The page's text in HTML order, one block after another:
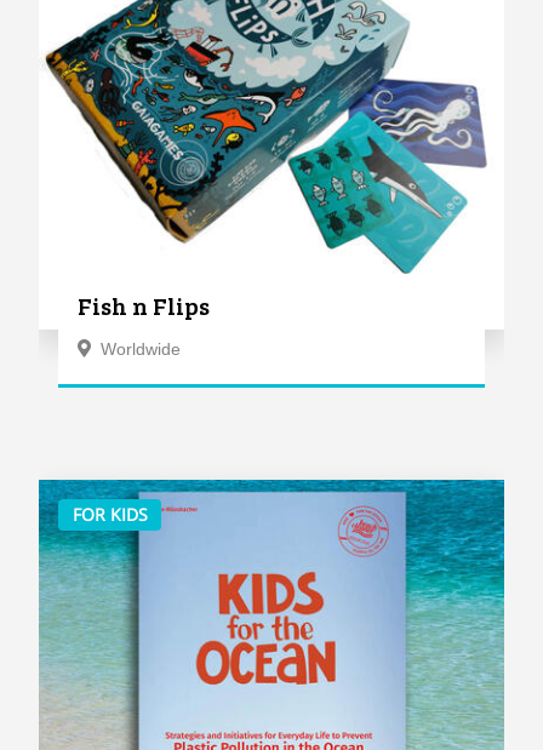
Fish n Flips
Worldwide
FOR KIDS